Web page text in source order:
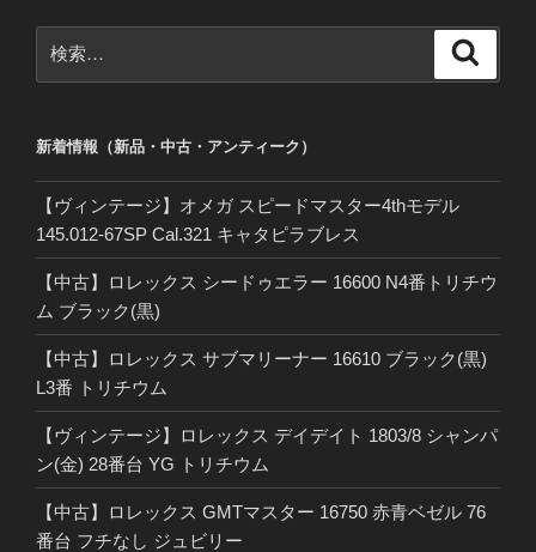
ー
シ
索:
新着情報（新品・中古・アンティーク）
【ヴィンテージ】オメガ スピードマスター4thモデル
145.012-67SP Cal.321 キャタピラブレス
【中古】ロレックス シードゥエラー 16600 N4番トリチウ
ム ブラック(黒)
【中古】ロレックス サブマリーナー 16610 ブラック(黒)
L3番 トリチウム
【ヴィンテージ】ロレックス デイデイト 1803/8 シャンパ
ン(金) 28番台 YG トリチウム
【中古】ロレックス GMTマスター 16750 赤青ベゼル 76
番台 フチなし ジュビリー